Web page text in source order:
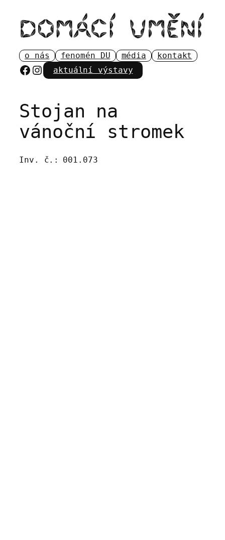
obsah
o nás fenomén DU média kontakt
Facebook
Instagram
aktuální výstavy
Stojan na
vánoční stromek
Inv. č.: 001.073